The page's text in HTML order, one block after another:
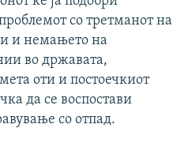
со третманот на
и немањето на
во државата,
оти и постоечкиот
да се воспостави
со отпад.